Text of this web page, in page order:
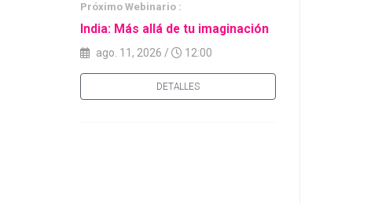
Próximo Webinario :
India: Más allá de tu imaginación
ago. 11, 2026 / 12:00
DETALLES